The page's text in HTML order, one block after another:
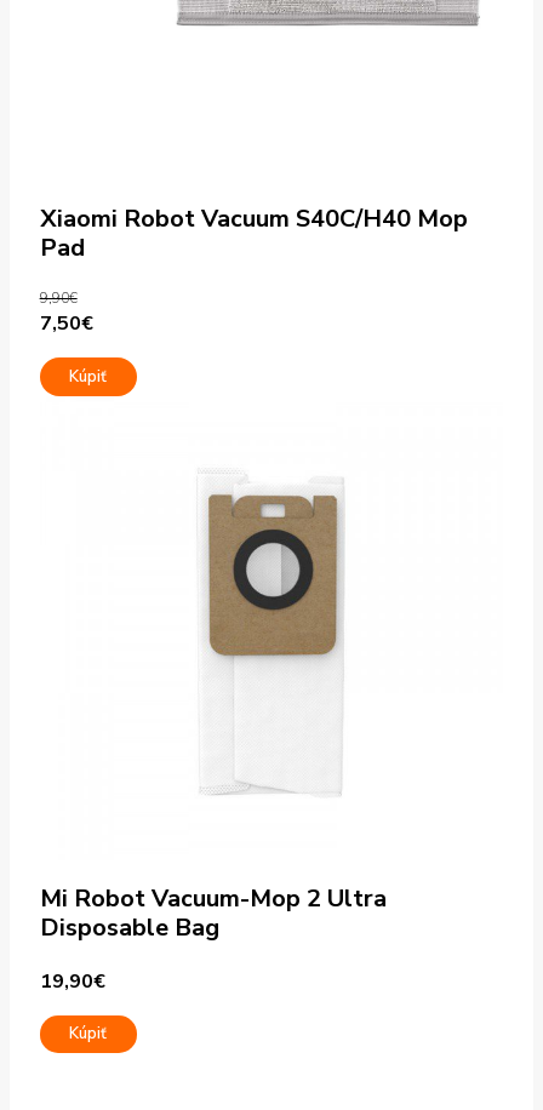
Xiaomi Robot Vacuum S40C/H40 Mop
Pad
9,90€
Pôvodná
cena
bola:
7,50€Aktuálna
cena
je:
Kúpiť
Mi Robot Vacuum-Mop 2 Ultra
Disposable Bag
19,90€
Kúpiť